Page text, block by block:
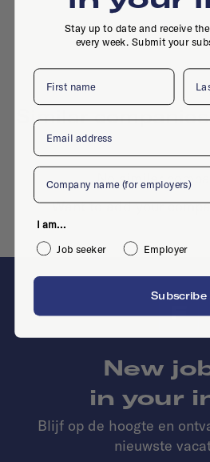
Similar companies
No similar
Want to add your
F
New
in your
Blijf op de hoogte en
nieuwste
Stay up to date and receive
every week. Submit your
First name Last
Email
Company
I am...
Job seeker
Employer
Subscribe